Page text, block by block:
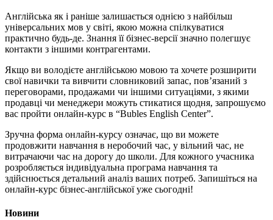
Англійська як і раніше залишається однією з найбільш
універсальних мов у світі, якою можна спілкуватися
практично будь-де. Знання її бізнес-версії значно полегшує
контакти з іншими контрагентами.
Якщо ви володієте англійською мовою та хочете розширити
свої навички та вивчити словниковий запас, пов’язаний з
переговорами, продажами чи іншими ситуаціями, з якими
продавці чи менеджери можуть стикатися щодня, запрошуємо
вас пройти онлайн-курс в “Bubles English Center”.
Зручна форма онлайн-курсу означає, що ви можете
продовжити навчання в неробочий час, у вільний час, не
витрачаючи час на дорогу до школи. Для кожного учасника
розробляється індивідуальна програма навчання та
здійснюється детальний аналіз ваших потреб. Запишіться на
онлайн-курс бізнес-англійської уже сьогодні!
Новини